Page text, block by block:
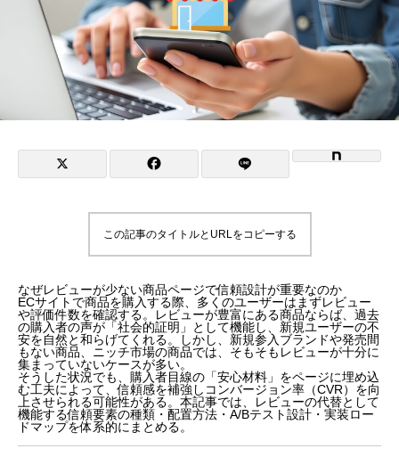
この記事のタイトルとURLをコピーする
なぜレビューが少ない商品ページで信頼設計が重要なのか
ECサイトで商品を購入する際、多くのユーザーはまずレビュー
や評価件数を確認する。レビューが豊富にある商品ならば、過去
の購入者の声が「社会的証明」として機能し、新規ユーザーの不
安を自然と和らげてくれる。しかし、新規参入ブランドや発売間
もない商品、ニッチ市場の商品では、そもそもレビューが十分に
集まっていないケースが多い。
そうした状況でも、購入者目線の「安心材料」をページに埋め込
む工夫によって、信頼感を補強しコンバージョン率（CVR）を向
上させられる可能性がある。本記事では、レビューの代替として
機能する信頼要素の種類・配置方法・A/Bテスト設計・実装ロー
ドマップを体系的にまとめる。